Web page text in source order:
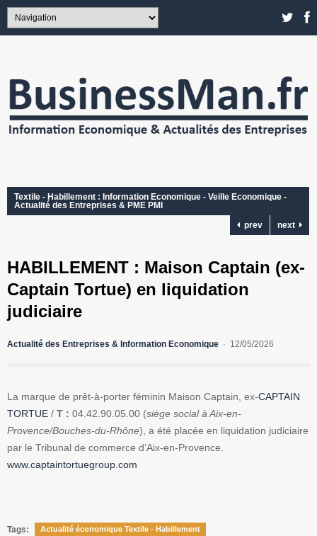
Textile - Habillement : Information Economique - Veille Economique -
Actualité des Entreprises & PME PMI
prev
next
HABILLEMENT : Maison Captain (ex-
Captain Tortue) en liquidation
judiciaire
Actualité des Entreprises & Information Economique 12/05/2026
La marque de prêt-à-porter féminin Maison Captain, ex-CAPTAIN
TORTUE / T : 04.42.90.05.00 (siège social à Aix-en-
Provence/Bouches-du-Rhône), a été placée en liquidation judiciaire
par le Tribunal de commerce d’Aix-en-Provence.
www.captaintortuegroup.com
Tags:
Actualité économique Textile - Habillement